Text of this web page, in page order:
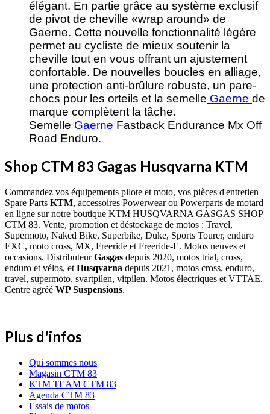
élégant. En partie grâce au système exclusif
de pivot de cheville «wrap around» de
Gaerne. Cette nouvelle fonctionnalité légère
permet au cycliste de mieux soutenir la
cheville tout en vous offrant un ajustement
confortable. De nouvelles boucles en alliage,
une protection anti-brûlure robuste, un pare-
chocs pour les orteils et la semelle Gaerne de
marque complètent la tâche.
Semelle Gaerne Fastback Endurance Mx Off
Road Enduro.
Shop CTM 83 Gagas Husqvarna KTM
Commandez vos équipements pilote et moto, vos pièces d'entretien
Spare Parts KTM, accessoires Powerwear ou Powerparts de motard
en ligne sur notre boutique KTM HUSQVARNA GASGAS SHOP
CTM 83. Vente, promotion et déstockage de motos : Travel,
Supermoto, Naked Bike, Superbike, Duke, Sports Tourer, enduro
EXC, moto cross, MX, Freeride et Freeride-E. Motos neuves et
occasions. DistributeurGasgas depuis 2020, motos trial, cross,
enduro et vélos, et Husqvarna depuis 2021, motos cross, enduro,
travel, supermoto, svartpilen, vitpilen. Motos électriques et VTTAE.
Centre agréé WP Suspensions.
Plus d'infos
Qui sommes nous
Magasin CTM 83
KTM TEAM CTM 83
Agenda CTM 83
Essais de motos